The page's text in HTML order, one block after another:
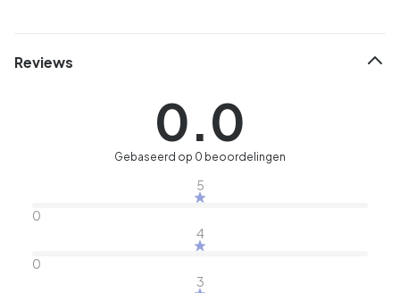
Reviews
0.0
Gebaseerd op 0 beoordelingen
5
0
4
0
3